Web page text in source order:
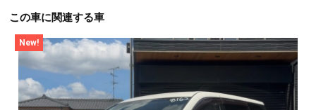
この車に関連する車
New!